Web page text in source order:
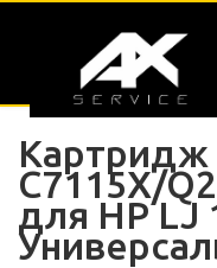
Картридж
C7115X/
для HP LJ